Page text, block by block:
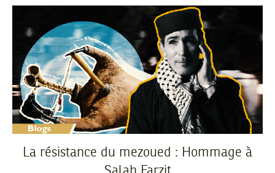
La résistance du mezoued : Hommage à